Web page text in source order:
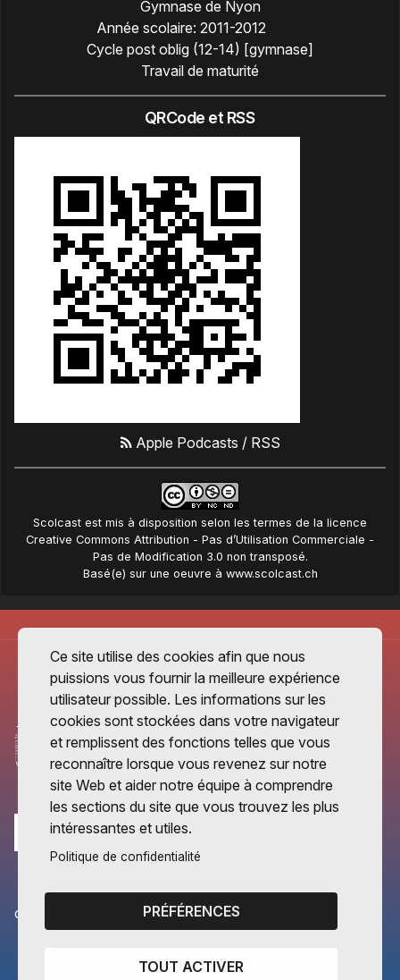
Gymnase de Nyon
Année scolaire: 2011-2012
Cycle post oblig (12-14) [gymnase]
Travail de maturité
QRCode et RSS
Apple Podcasts / RSS
Scolcast est mis à disposition selon les termes de la licence
Creative Commons Attribution - Pas d’Utilisation Commerciale -
Pas de Modification 3.0 non transposé.
Basé(e) sur une oeuvre à www.scolcast.ch
CANTONS PARTENAIRES
Vaud
Ce site utilise des cookies afin que nous
puissions vous fournir la meilleure expérience
utilisateur possible. Les informations sur les
cookies sont stockées dans votre navigateur
et remplissent des fonctions telles que vous
reconnaître lorsque vous revenez sur notre
site Web et aider notre équipe à comprendre
les sections du site que vous trouvez les plus
intéressantes et utiles.
Politique de confidentialité
PRÉFÉRENCES
TOUT ACTIVER